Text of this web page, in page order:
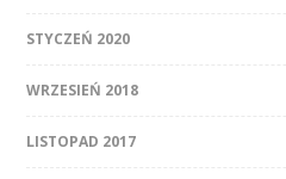
STYCZEŃ 2020
WRZESIEŃ 2018
LISTOPAD 2017